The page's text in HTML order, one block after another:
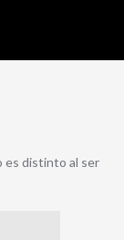
es distinto al ser